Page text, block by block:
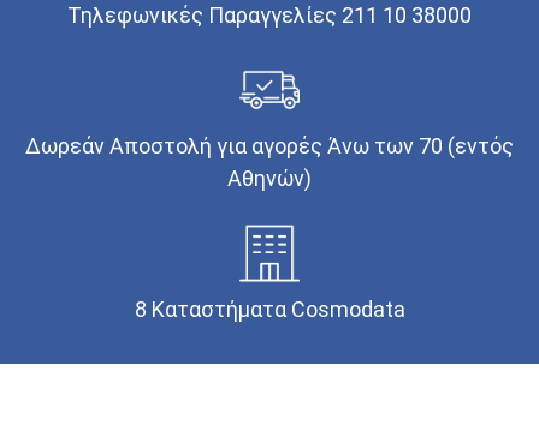
Τηλεφωνικές Παραγγελίες 211 10 38000
Δωρεάν Αποστολή για αγορές Άνω των 70 (εντός
Αθηνών)
8 Καταστήματα Cosmodata